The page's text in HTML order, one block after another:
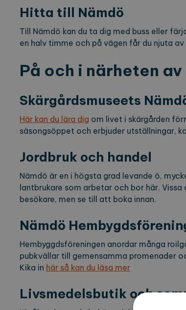
Hitta till Nämdö
Till Nämdö kan du ta dig med buss eller
en halv timme och på vägen får du njuta
På och i närheten
Skärgårdsmuseets
Här kan du lära dig om livet i skärgården
säsongsöppet och erbjuder utställningar,
Jordbruk och handel
Nämdö är en i högsta grad levande ö,
lantbrukare som arbetar och bor här.
besökare, men se till att boka innan.
Nämdö
Hembyggdsföreningen anordar många
pubkvällar till gemensamma promenader
Kika in här så kan du läsa mer
Livsmedelsbutik och